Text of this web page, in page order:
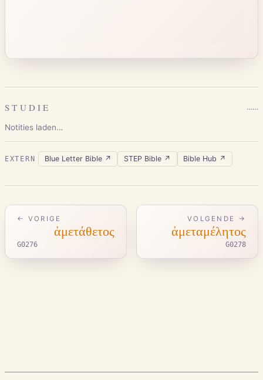
STUDIE ……
Notities laden…
EXTERN Blue Letter Bible↗ STEP Bible↗ Bible Hub ↗
← VORIGE
ἀμετάθετος
G0276
VOLGENDE →
ἀμεταμέλητος
G0278